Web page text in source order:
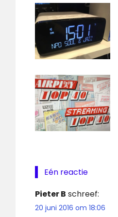
Eén reactie
Pieter B schreef:
20 juni 2016 om 18:06